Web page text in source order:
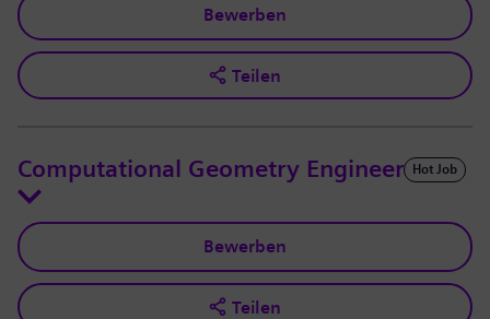
Bewerben
Teilen
Computational Geometry Engineer Hot Job
Bewerben
Teilen